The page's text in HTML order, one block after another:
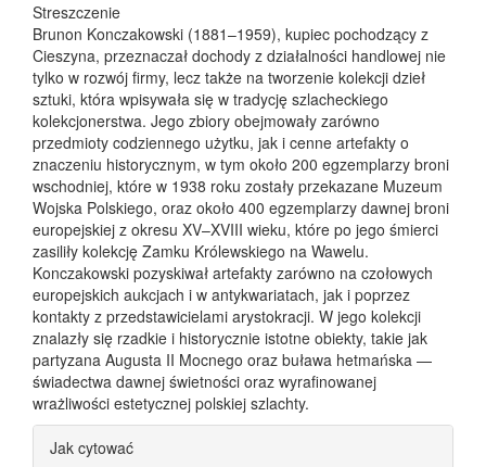
Streszczenie
Brunon Konczakowski (1881–1959), kupiec pochodzący z
Cieszyna, przeznaczał dochody z działalności handlowej nie
tylko w rozwój firmy, lecz także na tworzenie kolekcji dzieł
sztuki, która wpisywała się w tradycję szlacheckiego
kolekcjonerstwa. Jego zbiory obejmowały zarówno
przedmioty codziennego użytku, jak i cenne artefakty o
znaczeniu historycznym, w tym około 200 egzemplarzy broni
wschodniej, które w 1938 roku zostały przekazane Muzeum
Wojska Polskiego, oraz około 400 egzemplarzy dawnej broni
europejskiej z okresu XV–XVIII wieku, które po jego śmierci
zasiliły kolekcję Zamku Królewskiego na Wawelu.
Konczakowski pozyskiwał artefakty zarówno na czołowych
europejskich aukcjach i w antykwariatach, jak i poprzez
kontakty z przedstawicielami arystokracji. W jego kolekcji
znalazły się rzadkie i historycznie istotne obiekty, takie jak
partyzana Augusta II Mocnego oraz buława hetmańska —
świadectwa dawnej świetności oraz wyrafinowanej
wrażliwości estetycznej polskiej szlachty.
Article Details
Jak cytować